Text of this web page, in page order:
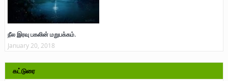
நீல இரவு பகலின் மறுபக்கம்.
January 20, 2018
கட்டுரை